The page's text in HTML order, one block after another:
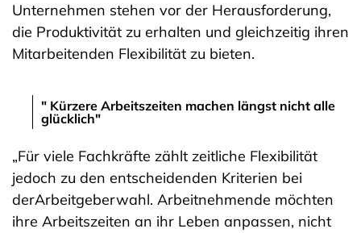
Unternehmen stehen vor der Herausforderung,
die Produktivität zu erhalten und gleichzeitig ihren
Mitarbeitenden Flexibilität zu bieten.
" Kürzere Arbeitszeiten machen längst nicht alle
glücklich"
„Für viele Fachkräfte zählt zeitliche Flexibilität
jedoch zu den entscheidenden Kriterien bei
derArbeitgeberwahl. Arbeitnehmende möchten
ihre Arbeitszeiten an ihr Leben anpassen, nicht